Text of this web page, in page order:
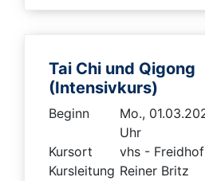
Tai Chi und Qigong
(Intensivkurs)
Beginn
Mo.,
Uhr
Kursort
vhs -
Kursleitung Reiner Britz